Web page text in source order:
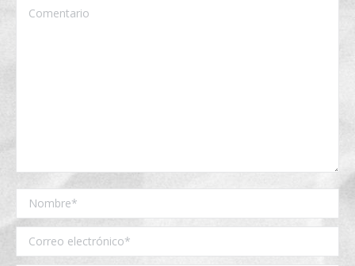
Comentario
Nombre *
Correo electrónico *